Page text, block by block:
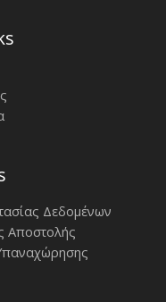
Δεδομένων
Αποστολής